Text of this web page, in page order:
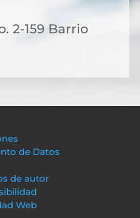
2-159 Barrio
de Datos
de autor
Web